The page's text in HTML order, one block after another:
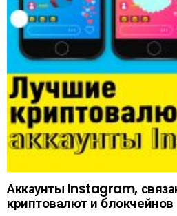
Аккаунты Instagram,
криптовалют и блокчейнов